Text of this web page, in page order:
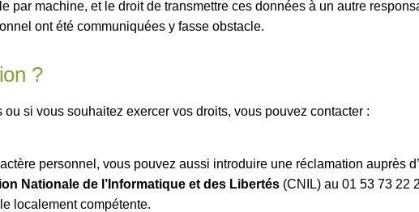
par machine, et le droit de transmettre ces données à un autre
ont été communiquées y fasse obstacle.
?
si vous souhaitez exercer vos droits, vous pouvez contacter :
personnel, vous pouvez aussi introduire une réclamation auprès
Nationale de l’Informatique et des Libertés (CNIL) au 01 53 73 22
localement compétente.